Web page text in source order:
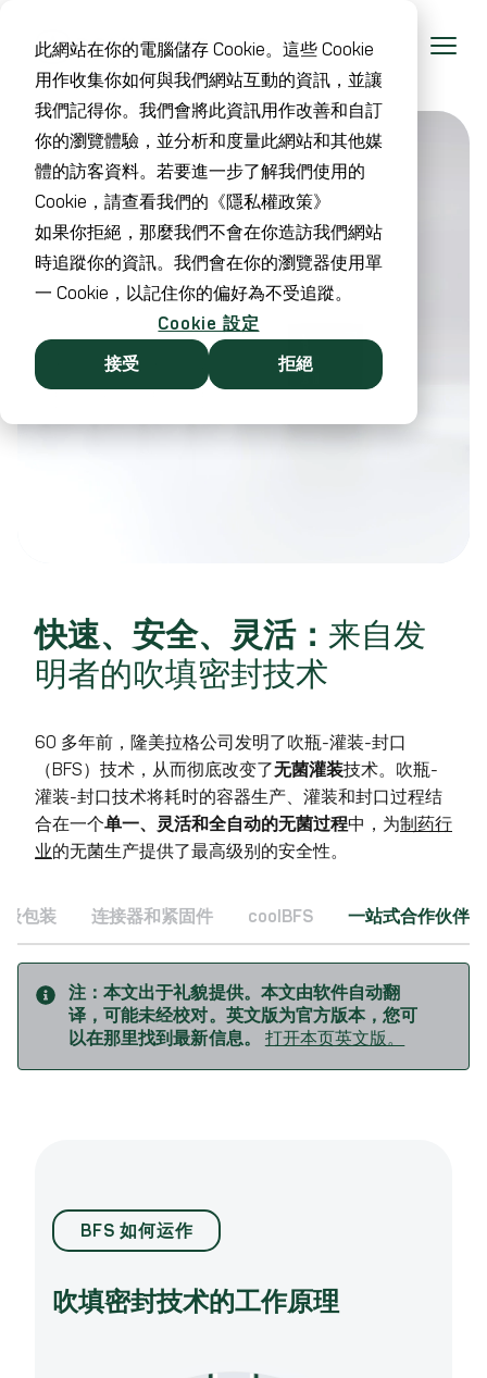
此網站在你的電腦儲存 Cookie。這些 Cookie
用作收集你如何與我們網站互動的資訊，並讓
我們記得你。我們會將此資訊用作改善和自訂
你的瀏覽體驗，並分析和度量此網站和其他媒
體的訪客資料。若要進一步了解我們使用的
Cookie，請查看我們的《隱私權政策》
如果你拒絕，那麼我們不會在你造訪我們網站
時追蹤你的資訊。我們會在你的瀏覽器使用單
一 Cookie，以記住你的偏好為不受追蹤。
Cookie 設定
接受
拒絕
快速、安全、灵活： 来自发
明者的吹填密封技术
60 多年前，隆美拉格公司发明了吹瓶-灌装-封口
（BFS）技术，从而彻底改变了无菌灌装技术。吹瓶-
灌装-封口技术将耗时的容器生产、灌装和封口过程结
合在一个单一、灵活和全自动的无菌过程中，为制药行
业的无菌生产提供了最高级别的安全性。
级包装 连接器和紧固件 coolBFS 一站式合作伙伴
注：本文出于礼貌提供。本文由软件自动翻
译，可能未经校对。英文版为官方版本，您可
以在那里找到最新信息。
打开本页英文版。
BFS 如何运作
吹填密封技术的工作原理